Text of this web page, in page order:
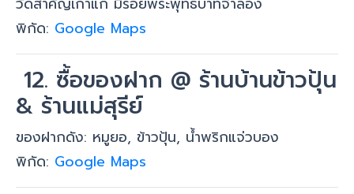
พิกัด: Google Maps
️ 12. ซื้อของฝาก @ ร้านบ้านข้าวปุ้น
& ร้านแม่สุรีย์
ของฝากดัง: หมูยอ, ข้าวปุ้น, น้ำพริกแจ่วบอง
พิกัด: Google Maps